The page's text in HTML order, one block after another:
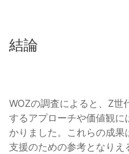
結論
WOZの調査によると、Z世
するアプローチや価値観
かりました。これらの成
支援のための参考となり